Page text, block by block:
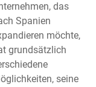
das
Spanien
möchte,
grundsätzlich
seine